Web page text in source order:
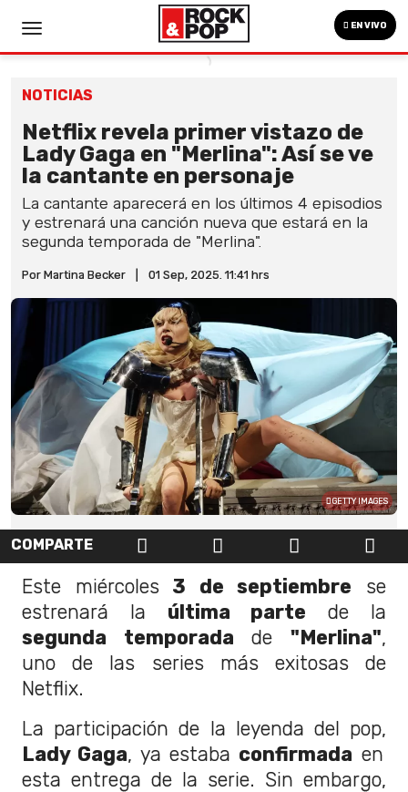
EN VIVO
NOTICIAS
Netflix revela primer vistazo de
Lady Gaga en "Merlina": Así se ve
la cantante en personaje
La cantante aparecerá en los últimos 4 episodios
y estrenará una canción nueva que estará en la
segunda temporada de "Merlina".
Por Martina Becker 01 Sep, 2025. 11:41 hrs
GETTY IMAGES
COMPARTE
Este miércoles3 de septiembre se
estrenará la última parte de la
segunda temporada de"Merlina",
uno de las series más exitosas de
Netflix.
La participación de la leyenda del pop,
Lady Gaga, ya estaba confirmada en
esta entrega de la serie. Sin embargo,